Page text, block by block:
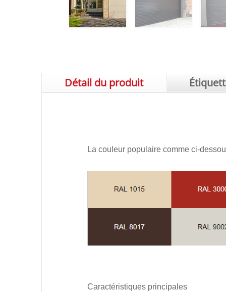
Détail du produit
La couleur populaire comme ci-
Caractéristiques principales